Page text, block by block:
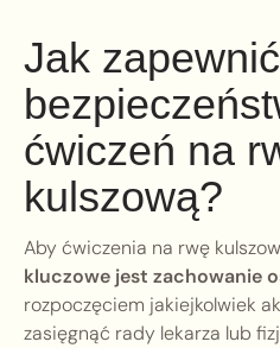
Jak zapewnić
ćwiczeń na
kulszową?
Aby ćwiczenia na rwę
kluczowe jest zachowanie
rozpoczęciem jakiejkolwiek
zasięgnąć rady lekarza lub